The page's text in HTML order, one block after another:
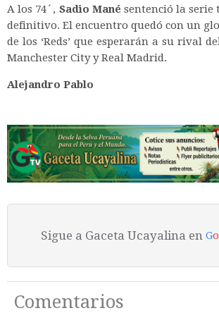
A los 74´, Sadio Mané sentenció la serie
definitivo. El encuentro quedó con un
de los ‘Reds’ que esperarán a su rival
Manchester City y Real Madrid.
Alejandro Pablo
Sigue a Gaceta Ucayalina en Go
Comentarios